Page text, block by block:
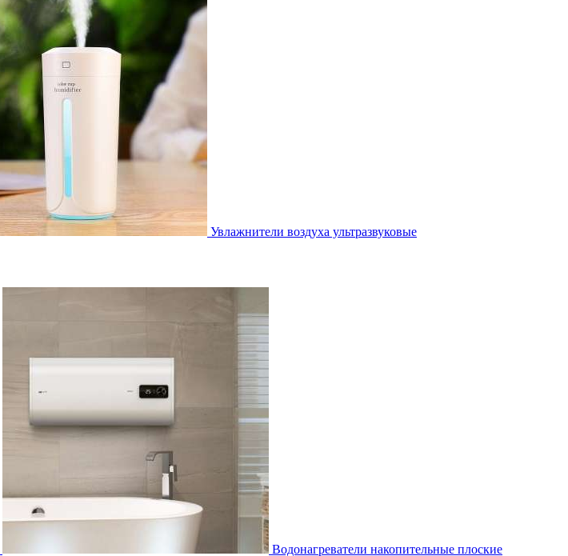
Увлажнители воздуха ультразвуковые
Водонагреватели накопительные плоские